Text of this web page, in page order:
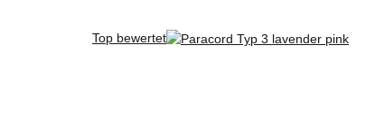
Top bewertet